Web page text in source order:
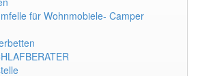
für Wohnmobiele- Camper